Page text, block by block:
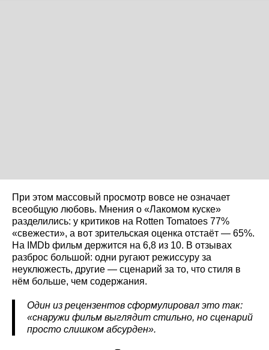
При этом массовый просмотр вовсе не означает
всеобщую любовь. Мнения о «Лакомом куске»
разделились: у критиков на Rotten Tomatoes 77%
«свежести», а вот зрительская оценка отстаёт — 65%.
На IMDb фильм держится на 6,8 из 10. В отзывах
разброс большой: одни ругают режиссуру за
неуклюжесть, другие — сценарий за то, что стиля в
нём больше, чем содержания.
Один из рецензентов сформулировал это так:
«снаружи фильм выглядит стильно, но сценарий
просто слишком абсурден».